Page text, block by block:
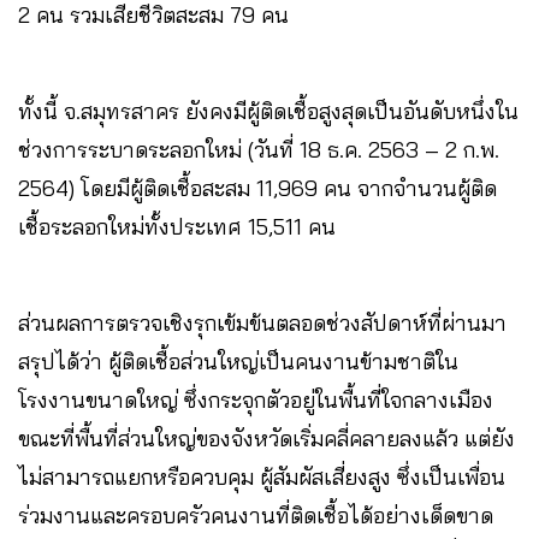
2 คน รวมเสียชีวิตสะสม 79 คน
ทั้งนี้ จ.สมุทรสาคร ยังคงมีผู้ติดเชื้อสูงสุดเป็นอันดับหนึ่งใน
ช่วงการระบาดระลอกใหม่ (วันที่ 18 ธ.ค. 2563 – 2 ก.พ.
2564) โดยมีผู้ติดเชื้อสะสม 11,969 คน จากจำนวนผู้ติด
เชื้อระลอกใหม่ทั้งประเทศ 15,511 คน
ส่วนผลการตรวจเชิงรุกเข้มข้นตลอดช่วงสัปดาห์ที่ผ่านมา
สรุปได้ว่า ผู้ติดเชื้อส่วนใหญ่เป็นคนงานข้ามชาติใน
โรงงานขนาดใหญ่ ซึ่งกระจุกตัวอยู่ในพื้นที่ใจกลางเมือง
ขณะที่พื้นที่ส่วนใหญ่ของจังหวัดเริ่มคลี่คลายลงแล้ว แต่ยัง
ไม่สามารถแยกหรือควบคุม ผู้สัมผัสเสี่ยงสูง ซึ่งเป็นเพื่อน
ร่วมงานและครอบครัวคนงานที่ติดเชื้อได้อย่างเด็ดขาด